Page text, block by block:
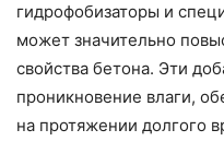
гидрофобизаторы и
может значительно
свойства бетона. Эти
проникновение влаги,
на протяжении долгого